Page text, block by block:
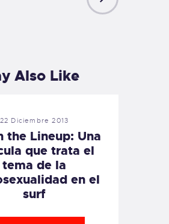
Also Like
22 Diciembre 2013
the Lineup: Una
que trata el
tema de la
en el
surf